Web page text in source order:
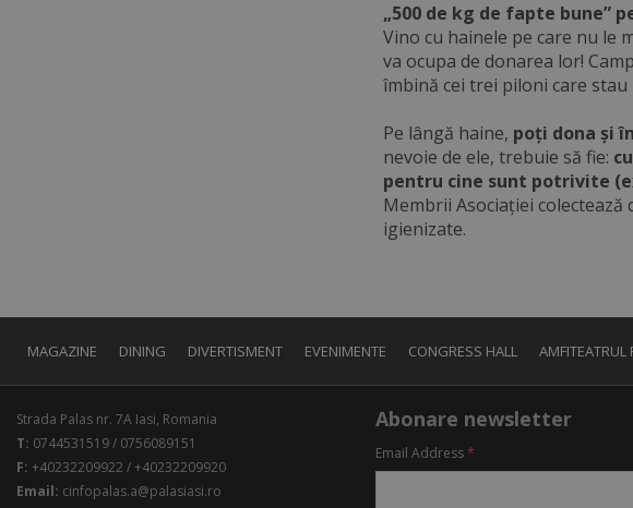
„500 de kg de fapte bune”
Vino cu hainele pe care nu le
va ocupa de donarea lor!
îmbină cei trei piloni care
Pe lângă haine, poți dona și
nevoie de ele, trebuie să fie:
pentru cine sunt potrivite
Membrii Asociației
igienizate.
MAGAZINE DINING DIVERTISMENT EVENIMENTE CONGRESS HALL AMFITEATRUL
Strada Palas nr. 7A Iasi, Romania
T: 0744531519 / 0756089151
F: +40232209922 / +40232209920
Email: cinfopalas.a@palasiasi.ro
Abonare newsletter
Email Address*